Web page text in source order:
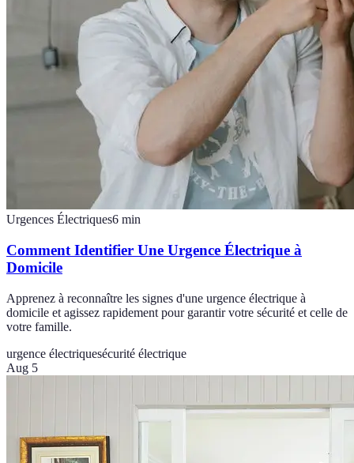
Urgences Électriques6 min
Comment Identifier Une Urgence Électrique à
Domicile
Apprenez à reconnaître les signes d'une urgence électrique à
domicile et agissez rapidement pour garantir votre sécurité et celle de
votre famille.
urgence électriquesécurité électrique
Aug 5